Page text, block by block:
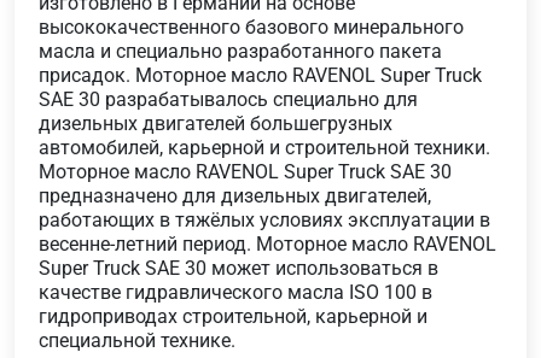
высококачественного базового минерального
масла и специально разработанного пакета
присадок. Моторное масло RAVENOL Super Truck
SAE 30 разрабатывалось специально для
дизельных двигателей большегрузных
автомобилей, карьерной и строительной техники.
Моторное масло RAVENOL Super Truck SAE 30
предназначено для дизельных двигателей,
работающих в тяжёлых условиях эксплуатации в
весенне-летний период. Моторное масло RAVENOL
Super Truck SAE 30 может использоваться в
качестве гидравлического масла ISO 100 в
гидроприводах строительной, карьерной и
специальной технике.